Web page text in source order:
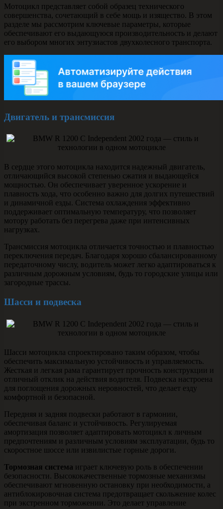
Мотоцикл представляет собой образец технического
совершенства, сочетающий в себе мощь и изящество. В этом
разделе мы рассмотрим ключевые параметры, которые
обеспечивают его выдающуюся производительность и делают
его выбором многих энтузиастов двухколесного транспорта.
Двигатель и трансмиссия
В сердце этого мотоцикла находится надежный двигатель,
отличающийся высокой степенью сжатия и выдающейся
мощностью. Он обеспечивает уверенное ускорение и
плавность хода, что особенно важно для долгих путешествий
и динамичной езды. Система охлаждения эффективно
поддерживает оптимальную температуру, что позволяет
мотору работать без перегрева даже при интенсивных
нагрузках.
Трансмиссия мотоцикла отличается точностью и плавностью
переключения передач. Благодаря хорошо сбалансированному
передаточному числу, водитель может легко адаптироваться к
различным дорожным условиям, будь то городские улицы или
загородные трассы.
Шасси и подвеска
Шасси мотоцикла спроектировано таким образом, чтобы
обеспечить максимальную устойчивость и управляемость.
Жесткая и легкая рама гарантирует прочность конструкции и
отличный отклик на действия водителя. Подвеска настроена
для поглощения дорожных неровностей, что делает езду
комфортной и безопасной.
Передняя и задняя подвески работают в гармонии,
обеспечивая баланс и устойчивость. Регулируемая
амортизация позволяет адаптировать мотоцикл к личным
предпочтениям и различным условиям эксплуатации, будь то
скоростное шоссе или извилистые горные дороги.
Тормозная система играет ключевую роль в обеспечении
безопасности. Высококачественные тормозные механизмы
обеспечивают мгновенную остановку при необходимости, а
антиблокировочная система предотвращает скольжение колес
при экстренном торможении. Это делает управление